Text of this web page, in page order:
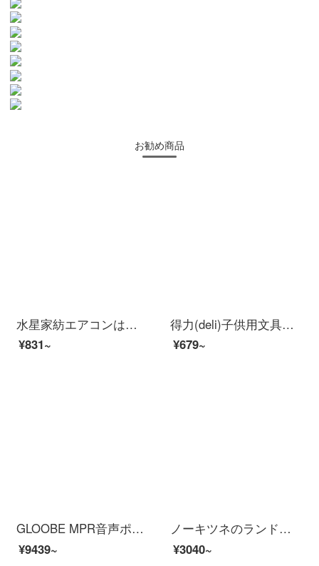
お勧め商品
水星家紡エアコンは夏の涼しい布団にシングルペア抗菌七孔夏薄されています。クランツィー夏は芯学生寮のピンク200*230 cmになります。
¥831~
得力(deli)子供用文具セット入学文具六一子供の日プレゼント大礼装小学生の学習用品誕生日プレゼントセット68902(幼稚園から小学校への推薦金)
¥679~
GLOOBE MPR音声ポイント読み地球儀3 D立体AR知能中英文教学高清浮遊32 cm振り子学習用品誕生日プレゼントS 3項：ARを持って星座灯をつけて版（32 cm）を読みます。
¥9439~
ノーキツネのランドセル小学生の女の子1-3-6学年の背中をかばいます。背もたれを減らします。通気性のあるランドセル【ピンクのトランペット】ユニコーン1-3年生です。
¥3040~